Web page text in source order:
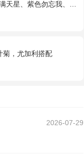
紫色勿忘我、绿叶丰满
菊，尤加利搭配
2026-07-29